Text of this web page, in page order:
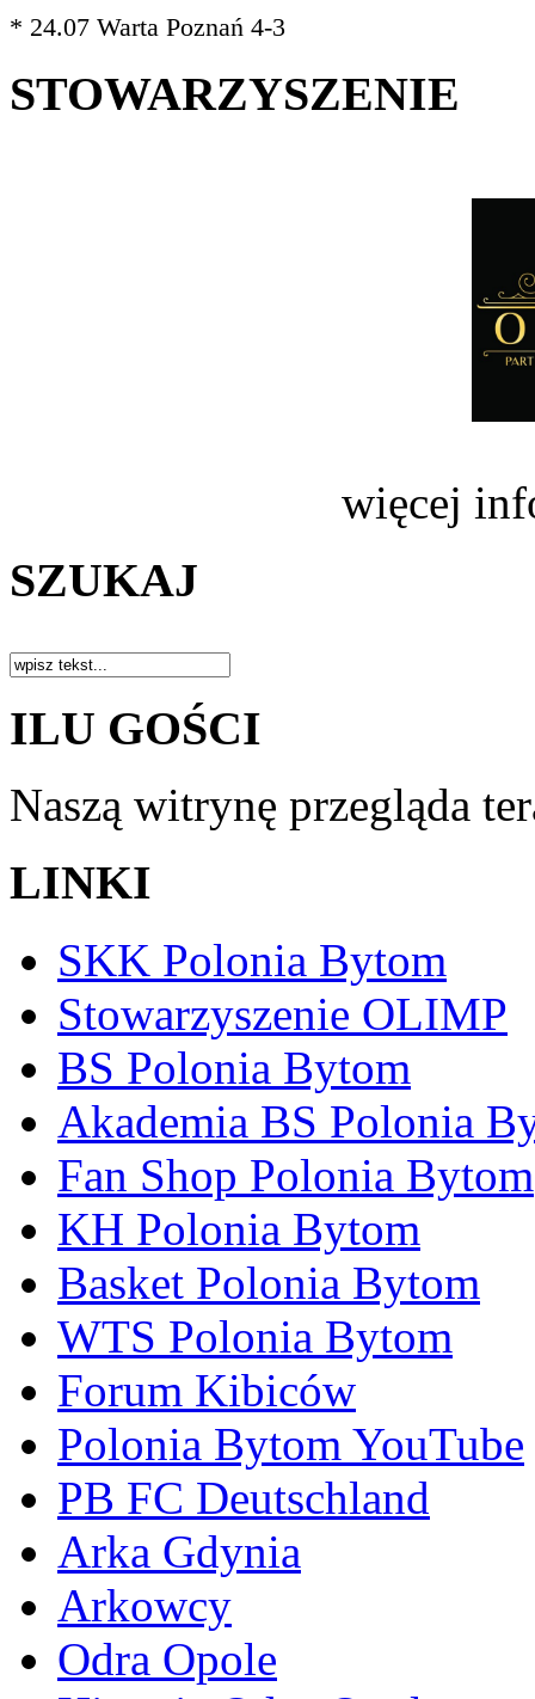
* 24.07 Warta Poznań 4-3
STOWARZYSZENIE
więcej
SZUKAJ
ILU GOŚCI
Naszą witrynę przegląda
LINKI
SKK Polonia Bytom
Stowarzyszenie OLIMP
BS Polonia Bytom
Akademia BS Polonia
Fan Shop Polonia Bytom
KH Polonia Bytom
Basket Polonia Bytom
WTS Polonia Bytom
Forum Kibiców
Polonia Bytom YouTube
PB FC Deutschland
Arka Gdynia
Arkowcy
Odra Opole